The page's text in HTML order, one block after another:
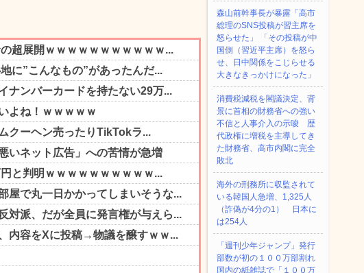
森山前幹事長が暴露「高市
総理のSNS投稿が習主席を
怒らせた」 「その投稿が中
国側（習近平主席）を怒ら
せ、日中関係をこじらせる
大きなきっかけになった」
消費税減税を閣議決定、背
景に首相の財務省への強い
不信と人事介入の示唆 歴
代政権に増税を主導してき
た財務省、高市内閣に完全
敗北
海外の刑務所に収監されて
いる韓国人急増、1,325人
（詐偽が4分の1） 日本に
は254人
「週刊少年ジャンプ」発行
部数が初の１００万部割れ
国内の紙雑誌で「１００万